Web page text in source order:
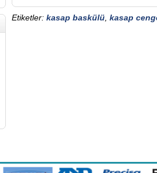
Etiketler: kasap baskülü kasap